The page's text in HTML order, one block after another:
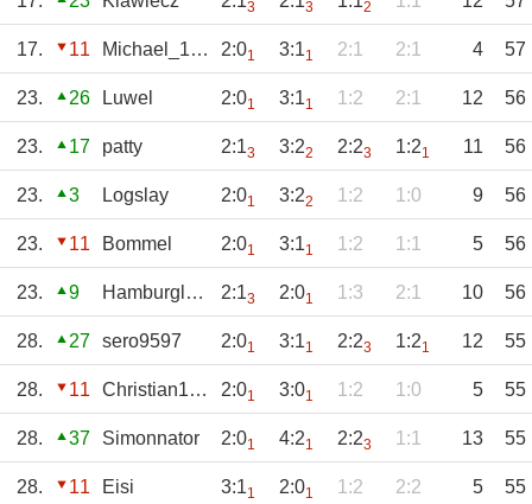
3 3 2
17. 11 Michael_1904 2:01 3:11 2:1 2:1 4 57
23. 26 Luwel 2:01 3:11 1:2 2:1 12 56
23. 17 patty 2:13 3:22 2:23 1:21 11 56
23. 3 Logslay 2:01 3:22 1:2 1:0 9 56
23. 11 Bommel 2:01 3:11 1:2 1:1 5 56
23. 9 Hamburglady 2:13 2:01 1:3 2:1 10 56
28. 27 sero9597 2:01 3:11 2:23 1:21 12 55
28. 11 Christian1893 2:01 3:01 1:2 1:0 5 55
28. 37 Simonnator 2:01 4:21 2:23 1:1 13 55
28. 11 Eisi 3:11 2:01 1:2 2:2 5 55